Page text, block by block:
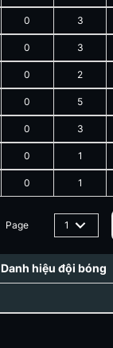
0 3
0 3
0 2
0 5
0 3
0 1
0 1
Page 1
Danh hiệu đội bóng